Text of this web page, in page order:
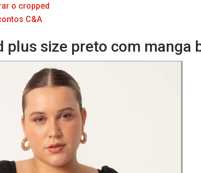
o cropped
C&A
plus size preto com manga